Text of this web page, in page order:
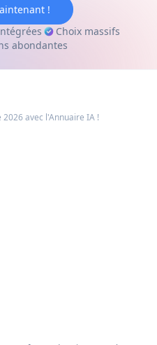
!
Choix massifs
abondantes
avec l'Annuaire IA !